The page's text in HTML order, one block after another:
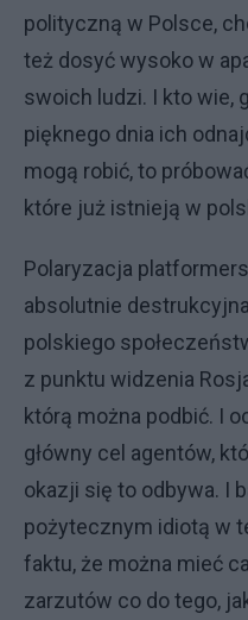
polityczną w Polsce,
też dosyć wysoko w
swoich ludzi. I kto wie,
pięknego dnia ich
mogą robić, to
które już istnieją w
Polaryzacja
absolutnie
polskiego
z punktu widzenia
którą można podbić. I
główny cel agentów,
okazji się to odbywa. I
pożytecznym idiotą w
faktu, że można mieć
zarzutów co do tego,